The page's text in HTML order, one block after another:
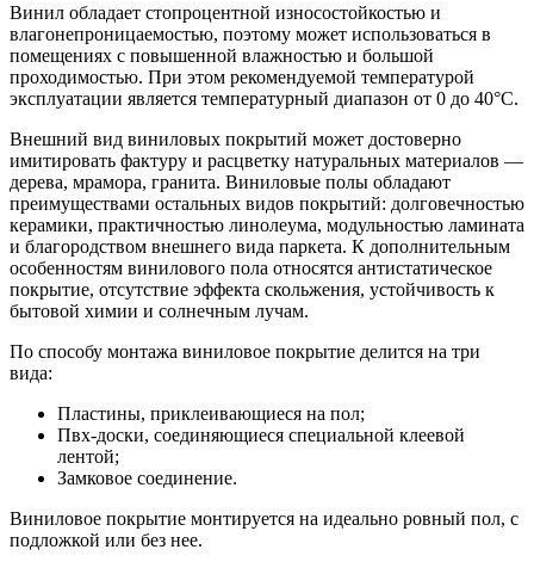
Винил обладает стопроцентной износостойкостью и
влагонепроницаемостью, поэтому может использоваться в
помещениях с повышенной влажностью и большой
проходимостью. При этом рекомендуемой температурой
эксплуатации является температурный диапазон от 0 до 40°С.
Внешний вид виниловых покрытий может достоверно
имитировать фактуру и расцветку натуральных материалов —
дерева, мрамора, гранита. Виниловые полы обладают
преимуществами остальных видов покрытий: долговечностью
керамики, практичностью линолеума, модульностью ламината
и благородством внешнего вида паркета. К дополнительным
особенностям винилового пола относятся антистатическое
покрытие, отсутствие эффекта скольжения, устойчивость к
бытовой химии и солнечным лучам.
По способу монтажа виниловое покрытие делится на три
вида:
Пластины, приклеивающиеся на пол;
Пвх-доски, соединяющиеся специальной клеевой
лентой;
Замковое соединение.
Виниловое покрытие монтируется на идеально ровный пол, с
подложкой или без нее.